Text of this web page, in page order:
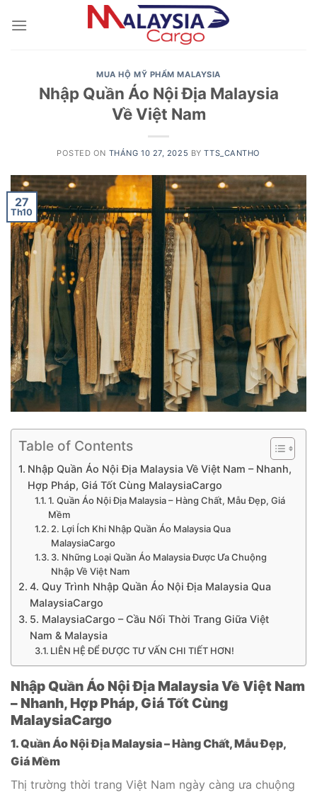
MUA HỘ MỸ PHẨM MALAYSIA
Nhập Quần Áo Nội Địa Malaysia
Về Việt Nam
POSTED ON THÁNG 10 27, 2025 BYTTS_CANTHO
27
Th10
Table of Contents
Nhập Quần Áo Nội Địa Malaysia Về Việt Nam – Nhanh,
Hợp Pháp, Giá Tốt Cùng MalaysiaCargo
1. Quần Áo Nội Địa Malaysia – Hàng Chất, Mẫu Đẹp, Giá
Mềm
2. Lợi Ích Khi Nhập Quần Áo Malaysia Qua
MalaysiaCargo
3. Những Loại Quần Áo Malaysia Được Ưa Chuộng
Nhập Về Việt Nam
4. Quy Trình Nhập Quần Áo Nội Địa Malaysia Qua
MalaysiaCargo
5. MalaysiaCargo – Cầu Nối Thời Trang Giữa Việt
Nam & Malaysia
LIÊN HỆ ĐỂ ĐƯỢC TƯ VẤN CHI TIẾT HƠN!
Nhập Quần Áo Nội Địa Malaysia Về Việt Nam
– Nhanh, Hợp Pháp, Giá Tốt Cùng
MalaysiaCargo
1. Quần Áo Nội Địa Malaysia – Hàng Chất, Mẫu Đẹp,
Giá Mềm
Thị trường thời trang Việt Nam ngày càng ưa chuộng